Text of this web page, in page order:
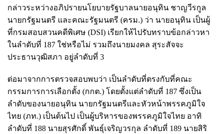
กล่าวระหว่างอภิปรายนโยบายรัฐบาลนายอนุทิน ชาญวีรกูล
นายกรัฐมนตรี และคณะรัฐมนตรี (ครม.) ว่า นายอนุทิน เป็นผู้
ที่กรมสอบสวนคดีพิเศษ (DSI) เรียกให้ไปรับทราบข้อกล่าวหา
ในลำดับที่ 187 ใช่หรือไม่ รวมถึงนายมงคล สุระสัจจะ
ประธานวุฒิสภา อยู่ลำดับที่ 3
ต่อมาจากการตรวจสอบพบว่า เป็นลำดับที่ตรงกับที่คณะ
กรรมการการเลือกตั้ง (กกต.) โดยตั้งแต่ลำดับที่ 187 ซึ่งเป็น
ลำดับของนายอนุทิน นายกรัฐมนตรีและหัวหน้าพรรคภูมิใจ
ไทย (ภท.) เป็นต้นไป เป็นผู้บริหารของพรรคภูมิใจไทย อาทิ
ลำดับที่ 188 นายสุรศักดิ์ พันธุ์เจริญวรกุล ลำดับที่ 189 นายสิริ